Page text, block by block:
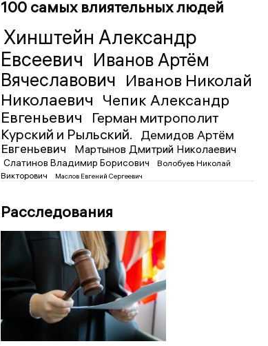
100 самых влиятельных людей
Хинштейн Александр
Евсеевич Иванов Артём
Вячеславович Иванов Николай
Николаевич Чепик Александр
Евгеньевич
Герман митрополит
Курский и Рыльский.
Демидов Артём
Евгеньевич
Мартынов Дмитрий Николаевич
Слатинов Владимир Борисович
Волобуев Николай
Викторович
Маслов Евгений Сергеевич
Расследования